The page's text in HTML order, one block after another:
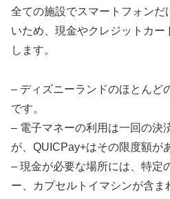
全ての施設でスマートフォンだ
いため、現金やクレジットカ
します。
– ディズニーランドのほとんど
です。
– 電子マネーの利用は一回の決
が、QUICPay+はその限度額が
– 現金が必要な場所には、特定
ー、カプセルトイマシンが含ま